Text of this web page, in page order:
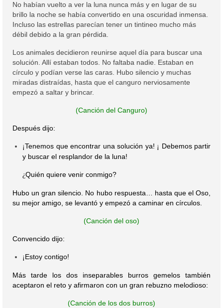
No habían vuelto a ver la luna nunca más y en lugar de su
brillo la noche se había convertido en una oscuridad inmensa.
Incluso las estrellas parecían tener un tintineo mucho más
débil debido a la gran pérdida.
Los animales decidieron reunirse aquel día para buscar una
solución. Allí estaban todos. No faltaba nadie. Estaban en
círculo y podían verse las caras. Hubo silencio y muchas
miradas distraídas, hasta que el canguro nerviosamente
empezó a saltar y brincar.
(Canción del Canguro)
Después dijo:
¡Tenemos que encontrar una solución ya! ¡ Debemos partir
y buscar el resplandor de la luna!
¿Quién quiere venir conmigo?
Hubo un gran silencio. No hubo respuesta… hasta que el Oso,
su mejor amigo, se levantó y empezó a caminar en círculos.
(Canción del oso)
Convencido dijo:
¡ Estoy contigo!
Más tarde los dos inseparables burros gemelos también
aceptaron el reto y afirmaron con un gran rebuzno melodioso:
(Canción de los dos burros)